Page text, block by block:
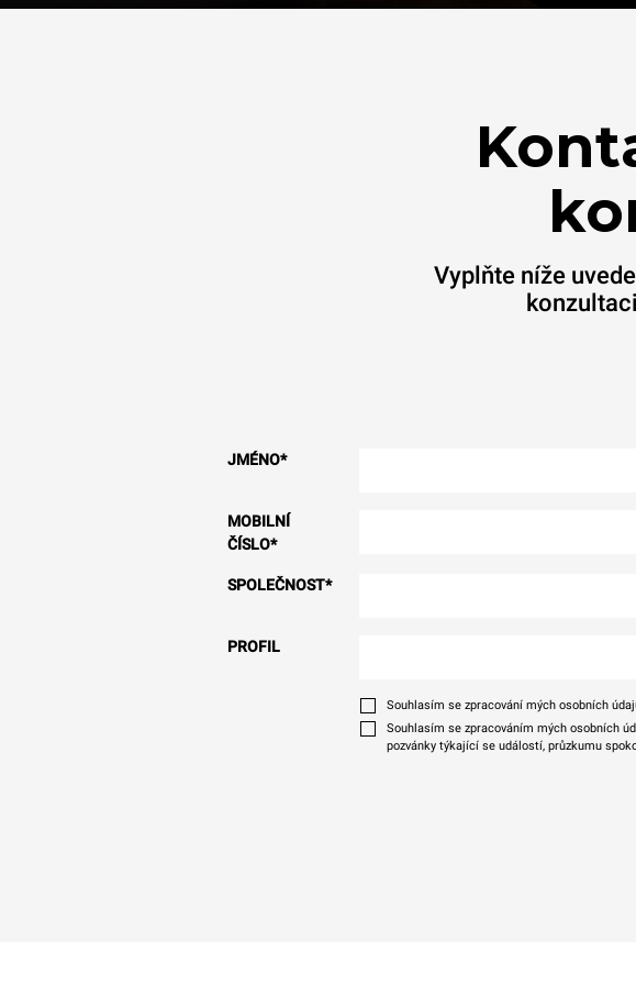
Vyplňte níže
JMÉNO*
MOBILNÍ
ČÍSLO*
SPOLEČNOST*
PROFIL
Souhlasím se zpracování mých osobních
Souhlasím se zpracováním mých osobních
pozvánky týkající se událostí, průzkumu